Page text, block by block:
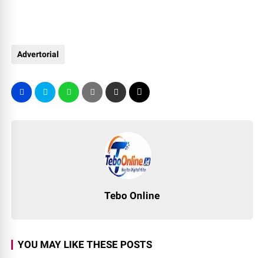
Advertorial
Tebo Online
YOU MAY LIKE THESE POSTS